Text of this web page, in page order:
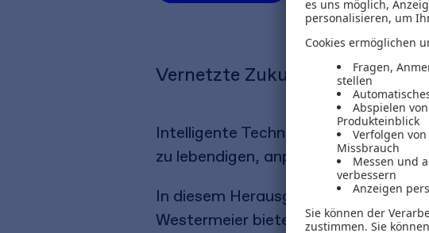
Vernetzte
Intelligente Technologien und
zu lebendigen, anpassungsfähigen
In diesem Herausgeberwerk von
Westermeier bieten Ihnen